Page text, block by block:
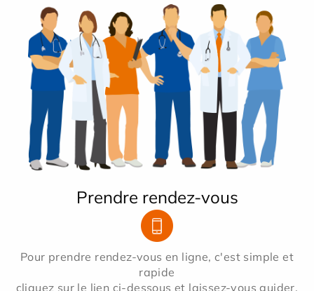
Prendre rendez-vous
Pour prendre rendez-vous en ligne, c'est simple et
rapide
cliquez sur le lien ci-dessous et laissez-vous guider.